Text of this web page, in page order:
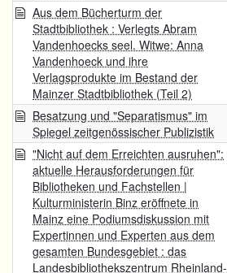
Aus dem Bücherturm der
Stadtbibliothek : Verlegts Abram
Vandenhoecks seel. Witwe: Anna
Vandenhoeck und ihre
Verlagsprodukte im Bestand der
Mainzer Stadtbibliothek (Teil 2)
Besatzung und "Separatismus" im
Spiegel zeitgenössischer Publizistik
"Nicht auf dem Erreichten ausruhen":
aktuelle Herausforderungen für
Bibliotheken und Fachstellen |
Kulturministerin Binz eröffnete in
Mainz eine Podiumsdiskussion mit
Expertinnen und Experten aus dem
gesamten Bundesgebiet : das
Landesbibliothekszentrum Rheinland-